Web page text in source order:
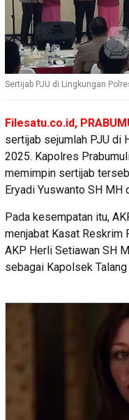
Sertijab PJU di Lingkungan
Filesatu.co.id,
sertijab sejumlah PJU di
2025. Kapolres
memimpin sertijab
Eryadi Yuswanto SH MH
Pada kesempatan itu,
menjabat Kasat Reskrim
AKP Herli Setiawan SH
sebagai Kapolsek